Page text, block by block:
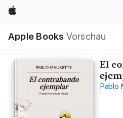
Apple
Apple Books Vorschau
Navigation
Menü
öffnen
El
Pablo